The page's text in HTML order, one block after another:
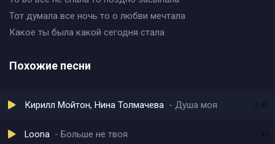
Тот думала все ночь то о любви мечтала
Какое ты была какой сегодня стала
Похожие песни
Кирилл Мойтон, Нина Толмачева Душа моя 2:40
Loona Больше не твоя